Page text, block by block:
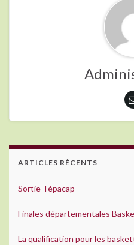
ARTICLES RÉCENTS
Sortie Tépacap
Finales départementales
La qualification pour les